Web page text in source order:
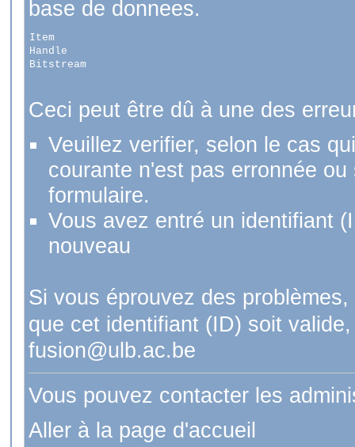
base de donnees.
Item
Handle
Bitstream
Ceci peut être dû à une des
Veuillez verifier, selon le cas
courante n'est pas erronnée
formulaire.
Vous avez entré un identifiant
nouveau
Si vous éprouvez des
que cet identifiant (ID) soit
fusion@ulb.ac.be
Vous pouvez contacter les
Aller à la page d'accueil